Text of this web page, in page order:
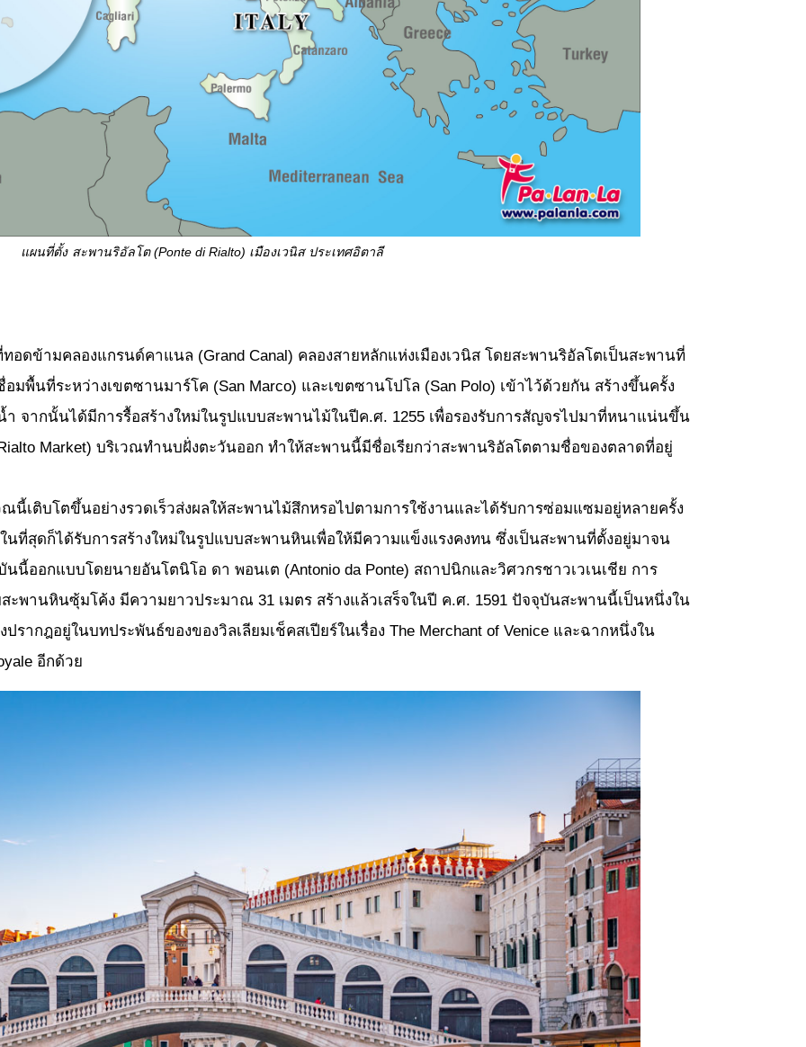
แผนที่ตั้ง สะพานริอัลโต (Ponte di Rialto) เมืองเวนิส ประเทศอิตาลี
มคลองแกรนด์คาแนล (Grand Canal) คลองสายหลักแห่งเมืองเวนิส โดยสะพานริอัลโตเป็นสะพานที่
มพื้นที่ระหว่างเขตซานมาร์โค (San Marco) และเขตซานโปโล (San Polo) เข้าไว้ด้วยกัน สร้างขึ้นครั้ง
จากนั้นได้มีการรื้อสร้างใหม่ในรูปแบบสะพานไม้ในปีค.ศ. 1255 เพื่อรองรับการสัญจรไปมาที่หนาแน่นขึ้น
Market) บริเวณทำนบฝั่งตะวันออก ทำให้สะพานนี้มีชื่อเรียกว่าสะพานริอัลโตตามชื่อของตลาดที่อยู่
นี้เติบโตขึ้นอย่างรวดเร็วส่งผลให้สะพานไม้สึกหรอไปตามการใช้งานและได้รับการซ่อมแซมอยู่หลายครั้ง
ที่สุดก็ได้รับการสร้างใหม่ในรูปแบบสะพานหินเพื่อให้มีความแข็งแรงคงทน ซึ่งเป็นสะพานที่ตั้งอยู่มาจน
นี้ออกแบบโดยนายอันโตนิโอ ดา พอนเต (Antonio da Ponte) สถาปนิกและวิศวกรชาวเวเนเชีย การ
ะพานหินซุ้มโค้ง มีความยาวประมาณ 31 เมตร สร้างแล้วเสร็จในปี ค.ศ. 1591 ปัจจุบันสะพานนี้เป็นหนึ่งใน
รากฎอยู่ในบทประพันธ์ของของวิลเลียมเช็คสเปียร์ในเรื่อง The Merchant of Venice และฉากหนึ่งใน
อีกด้วย